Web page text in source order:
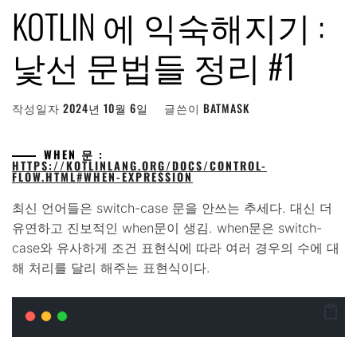
KOTLIN 에 익숙해지기 :
낯선 문법들 정리 #1
작성일자 2024년 10월 6일 글쓴이 BATMASK
WHEN 문 :
HTTPS://KOTLINLANG.ORG/DOCS/CONTROL-
FLOW.HTML#WHEN-EXPRESSION
최신 언어들은 switch-case 문을 안쓰는 추세다. 대신 더
유연하고 진보적인 when문이 생김. when문은 switch-
case와 유사하게 조건 표현식에 따라 여러 경우의 수에 대
해 처리를 달리 해주는 표현식이다.